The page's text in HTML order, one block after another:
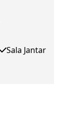
Sala Jantar